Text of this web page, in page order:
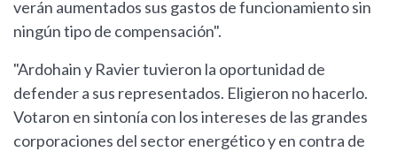
verán aumentados sus gastos de funcionamiento sin
ningún tipo de compensación".
"Ardohain y Ravier tuvieron la oportunidad de
defender a sus representados. Eligieron no hacerlo.
Votaron en sintonía con los intereses de las grandes
corporaciones del sector energético y en contra de